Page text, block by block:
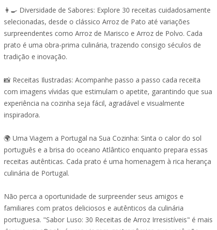
👩‍🍳 Diversidade de Sabores: Explore 30 receitas cuidadosamente
selecionadas, desde o clássico Arroz de Pato até variações
surpreendentes como Arroz de Marisco e Arroz de Polvo. Cada
prato é uma obra-prima culinária, trazendo consigo séculos de
tradição e inovação.
📸 Receitas Ilustradas: Acompanhe passo a passo cada receita
com imagens vívidas que estimulam o apetite, garantindo que sua
experiência na cozinha seja fácil, agradável e visualmente
inspiradora.
🌍 Uma Viagem a Portugal na Sua Cozinha: Sinta o calor do sol
português e a brisa do oceano Atlântico enquanto prepara essas
receitas autênticas. Cada prato é uma homenagem à rica herança
culinária de Portugal.
Não perca a oportunidade de surpreender seus amigos e
familiares com pratos deliciosos e autênticos da culinária
portuguesa. "Sabor Luso: 30 Receitas de Arroz Irresistíveis" é mais